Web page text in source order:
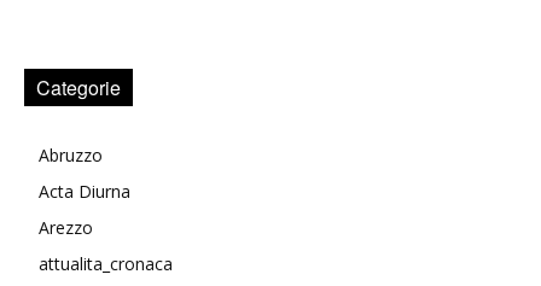
Categorie
Abruzzo
Acta Diurna
Arezzo
attualita_cronaca